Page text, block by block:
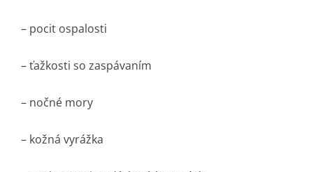
– pocit ospalosti
– ťažkosti so zaspávaním
– nočné mory
– kožná vyrážka